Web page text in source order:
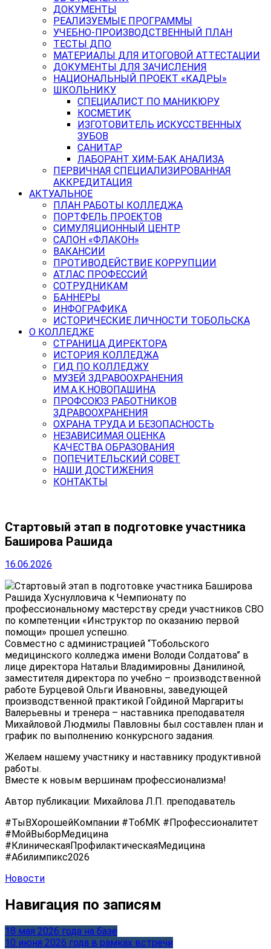
ДОКУМЕНТЫ
РЕАЛИЗУЕМЫЕ ПРОГРАММЫ
УЧЕБНО-ПРОИЗВОДСТВЕННЫЙ ПЛАН
ТЕСТЫ ДПО
МАТЕРИАЛЫ ДЛЯ ИТОГОВОЙ АТТЕСТАЦИИ
ДОКУМЕНТЫ ДЛЯ ЗАЧИСЛЕНИЯ
НАЦИОНАЛЬНЫЙ ПРОЕКТ «КАДРЫ»
ШКОЛЬНИКУ
СПЕЦИАЛИСТ ПО МАНИКЮРУ
КОСМЕТИК
ИЗГОТОВИТЕЛЬ ИСКУССТВЕННЫХ
ЗУБОВ
САНИТАР
ЛАБОРАНТ ХИМ-БАК АНАЛИЗА
ПЕРВИЧНАЯ СПЕЦИАЛИЗИРОВАННАЯ
АККРЕДИТАЦИЯ
АКТУАЛЬНОЕ
ПЛАН РАБОТЫ КОЛЛЕДЖА
ПОРТФЕЛЬ ПРОЕКТОВ
СИМУЛЯЦИОННЫЙ ЦЕНТР
САЛОН «ФЛАКОН»
ВАКАНСИИ
ПРОТИВОДЕЙСТВИЕ КОРРУПЦИИ
АТЛАС ПРОФЕССИЙ
СОТРУДНИКАМ
БАННЕРЫ
ИНФОГРАФИКА
ИСТОРИЧЕСКИЕ ЛИЧНОСТИ ТОБОЛЬСКА
О КОЛЛЕДЖЕ
СТРАНИЦА ДИРЕКТОРА
ИСТОРИЯ КОЛЛЕДЖА
ГИД ПО КОЛЛЕДЖУ
МУЗЕЙ ЗДРАВООХРАНЕНИЯ
ИМ.А.К.НОВОПАШИНА
ПРОФСОЮЗ РАБОТНИКОВ
ЗДРАВООХРАНЕНИЯ
ОХРАНА ТРУДА И БЕЗОПАСНОСТЬ
НЕЗАВИСИМАЯ ОЦЕНКА
КАЧЕСТВА ОБРАЗОВАНИЯ
ПОПЕЧИТЕЛЬСКИЙ СОВЕТ
НАШИ ДОСТИЖЕНИЯ
КОНТАКТЫ
Стартовый этап в подготовке участника
Баширова Рашида
16.06.2026
Стартовый этап в подготовке участника Баширова
Рашида Хуснулловича к Чемпионату по
профессиональному мастерству среди участников СВО
по компетенции «Инструктор по оказанию первой
помощи» прошел успешно.
Совместно с администрацией “Тобольского
медицинского колледжа имени Володи Солдатова” в
лице директора Натальи Владимировны Данилиной,
заместителя директора по учебно – производственной
работе Бурцевой Ольги Ивановны, заведующей
производственной практикой Гойдиной Маргариты
Валерьевны и тренера – наставника преподавателя
Михайловой Людмилы Павловны был составлен план и
график по выполнению конкурсного задания.
Желаем нашему участнику и наставнику продуктивной
работы.
Вместе к новым вершинам профессионализма!
Автор публикации: Михайлова Л.П. преподаватель
#ТыВХорошейКомпании #ТобМК #Профессионалитет
#МойВыборМедицина
#КлиническаяПрофилактическаяМедицина
#Абилимпикс2026
Новости
Навигация по записям
18 мая 2026 года на базе
10 июня 2026 года в рамках встречи